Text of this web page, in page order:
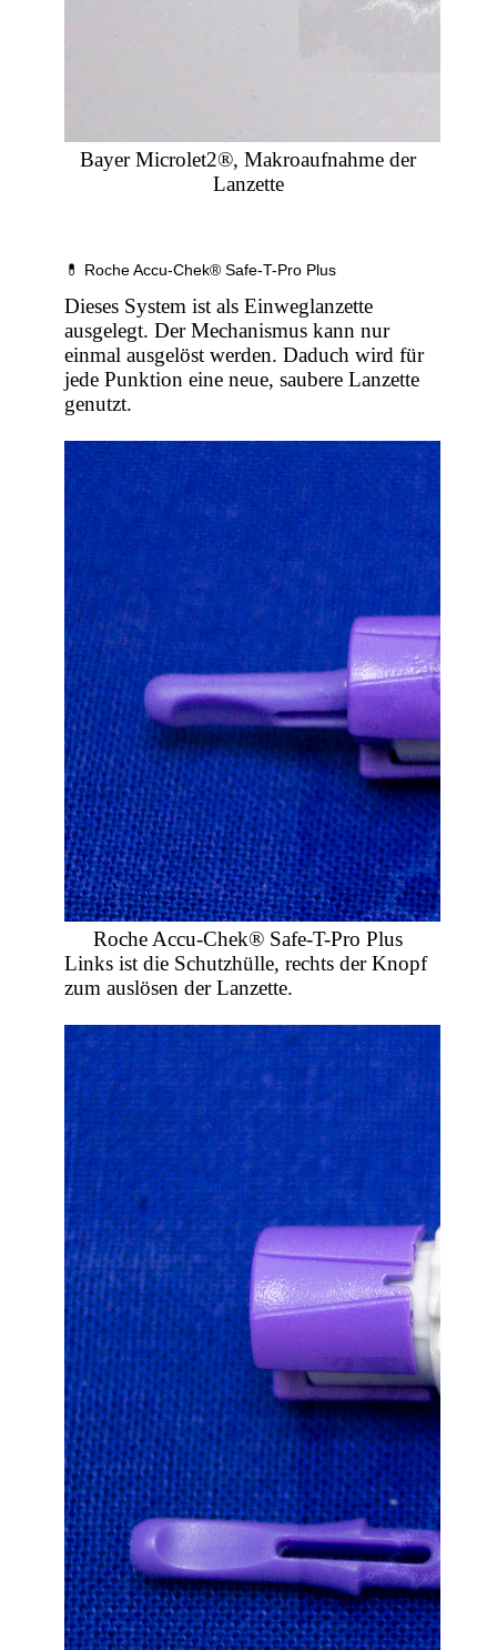
Bayer Microlet2®, Makroaufnahme der
Lanzette
💊 Roche Accu-Chek® Safe-T-Pro Plus
Dieses System ist als Einweglanzette
ausgelegt. Der Mechanismus kann nur
einmal ausgelöst werden. Daduch wird für
jede Punktion eine neue, saubere Lanzette
genutzt.
Roche Accu-Chek® Safe-T-Pro Plus
Links ist die Schutzhülle, rechts der Knopf
zum auslösen der Lanzette.